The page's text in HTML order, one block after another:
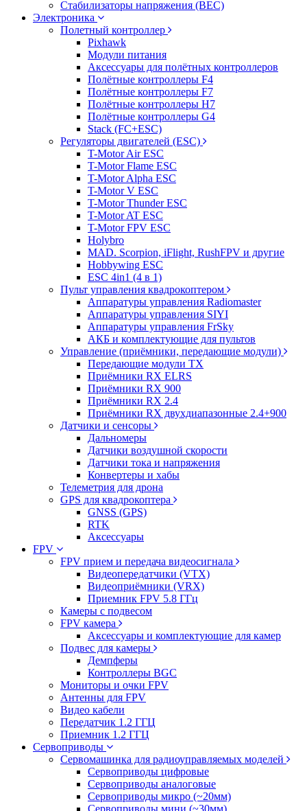
Стабилизаторы напряжения (BEC)
Электроника
Полетный контроллер
Pixhawk
Модули питания
Аксессуары для полётных контроллеров
Полётные контроллеры F4
Полётные контроллеры F7
Полётные контроллеры H7
Полётные контроллеры G4
Stack (FC+ESC)
Регуляторы двигателей (ESC)
T-Motor Air ESC
T-Motor Flame ESC
T-Motor Alpha ESC
T-Motor V ESC
T-Motor Thunder ESC
T-Motor AT ESC
T-Motor FPV ESC
Holybro
MAD. Scorpion, iFlight, RushFPV и другие
Hobbywing ESC
ESC 4in1 (4 в 1)
Пульт управления квадрокоптером
Аппаратуры управления Radiomaster
Аппаратуры управления SIYI
Аппаратуры управления FrSky
АКБ и комплектующие для пультов
Управление (приёмники, передающие модули)
Передающие модули TX
Приёмники RX ELRS
Приёмники RX 900
Приёмники RX 2.4
Приёмники RX двухдиапазонные 2.4+900
Датчики и сенсоры
Дальномеры
Датчики воздушной скорости
Датчики тока и напряжения
Конвертеры и хабы
Телеметрия для дрона
GPS для квадрокоптера
GNSS (GPS)
RTK
Аксессуары
FPV
FPV прием и передача видеосигнала
Видеопередатчики (VTX)
Видеоприёмники (VRX)
Приемник FPV 5.8 ГГц
Камеры с подвесом
FPV камера
Аксессуары и комплектующие для камер
Подвес для камеры
Демпферы
Контроллеры BGC
Мониторы и очки FPV
Антенны для FPV
Видео кабели
Передатчик 1.2 ГГЦ
Приемник 1.2 ГГЦ
Сервоприводы
Сервомашинка для радиоуправляемых моделей
Сервоприводы цифровые
Сервоприводы аналоговые
Сервоприводы микро (~20мм)
Сервоприводы мини (~30мм)